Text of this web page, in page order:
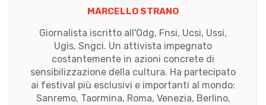
MARCELLO STRANO
Giornalista iscritto all'Odg, Fnsi, Ucsi, Ussi,
Ugis, Sngci. Un attivista impegnato
costantemente in azioni concrete di
sensibilizzazione della cultura. Ha partecipato
ai festival più esclusivi e importanti al mondo:
Sanremo, Taormina, Roma, Venezia, Berlino,